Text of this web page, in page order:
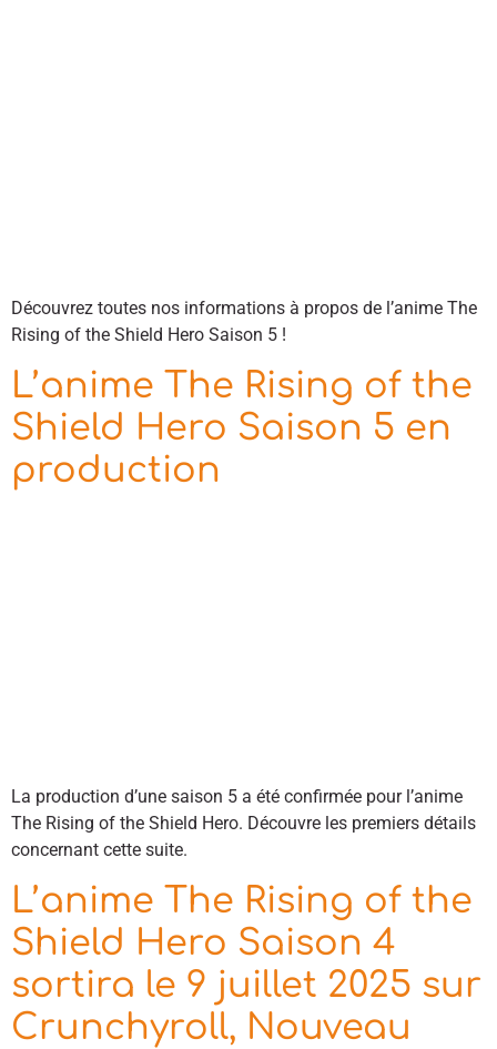
Découvrez toutes nos informations à propos de l’anime The
Rising of the Shield Hero Saison 5 !
L’anime The Rising of the
Shield Hero Saison 5 en
production
La production d’une saison 5 a été confirmée pour l’anime
The Rising of the Shield Hero. Découvre les premiers détails
concernant cette suite.
L’anime The Rising of the
Shield Hero Saison 4
sortira le 9 juillet 2025 sur
Crunchyroll, Nouveau